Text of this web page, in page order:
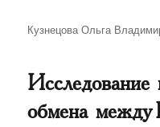
Автор
Кузнецова Ольга
Исследование
обмена между